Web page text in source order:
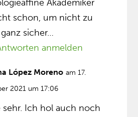
Akademiker
schon, um nicht zu
sicher…
anmelden
López Moreno am 17.
2021 um 17:06
sehr. Ich hol auch noch